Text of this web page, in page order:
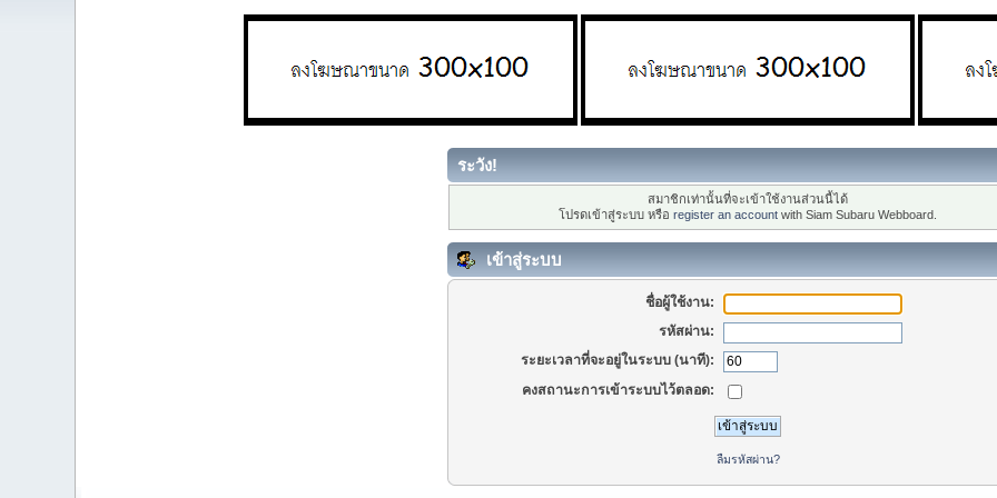
ระวัง!
สมาชิกเท่านั้นที่จะเข้าใช้งานส่วนนี้ได้
โปรดเข้าสู่ระบบ หรือ register an account with Siam Subaru Webboard.
เข้าสู่ระบบ
ชื่อผู้ใช้งาน:
รหัสผ่าน:
ระยะเวลาที่จะอยู่ในระบบ (นาที):
คงสถานะการเข้าระบบไว้ตลอด:
ลืมรหัสผ่าน?